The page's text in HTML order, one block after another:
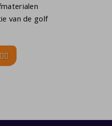
van de golf